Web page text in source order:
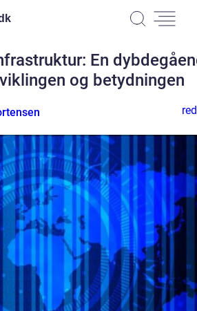
En
og betydningen